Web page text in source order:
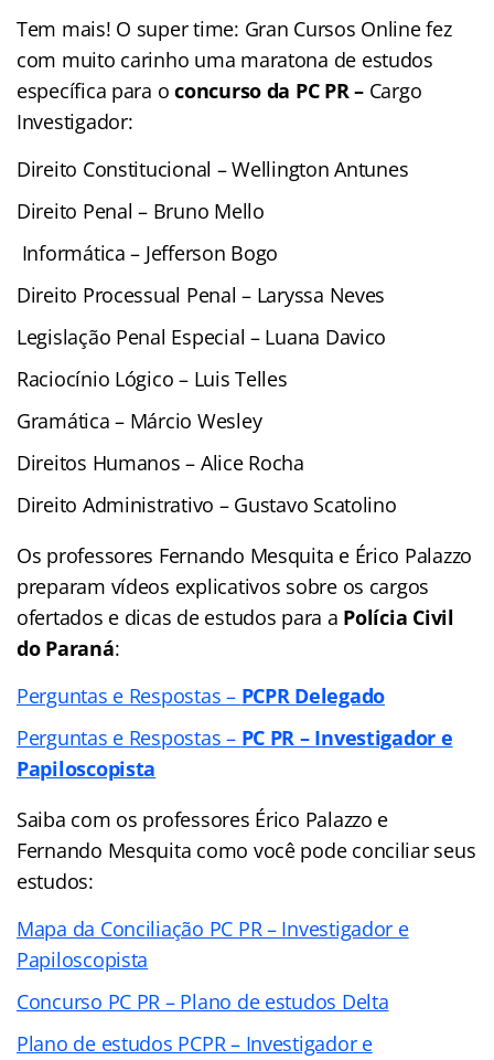
Tem mais! O super time: Gran Cursos Online fez
com muito carinho uma maratona de estudos
específica para oconcurso da PC PR – Cargo
Investigador:
Direito Constitucional – Wellington Antunes
Direito Penal – Bruno Mello
Informática – Jefferson Bogo
Direito Processual Penal – Laryssa Neves
Legislação Penal Especial – Luana Davico
Raciocínio Lógico – Luis Telles
Gramática – Márcio Wesley
Direitos Humanos – Alice Rocha
Direito Administrativo – Gustavo Scatolino
Os professores Fernando Mesquita e Érico Palazzo
preparam vídeos explicativos sobre os cargos
ofertados e dicas de estudos para a Polícia Civil
do Paraná:
Perguntas e Respostas – PCPR Delegado
Perguntas e Respostas – PC PR – Investigador e
Papiloscopista
Saiba com os professores Érico Palazzo e
Fernando Mesquita como você pode conciliar seus
estudos:
Mapa da Conciliação PC PR – Investigador e
Papiloscopista
Concurso PC PR – Plano de estudos Delta
Plano de estudos PCPR – Investigador e